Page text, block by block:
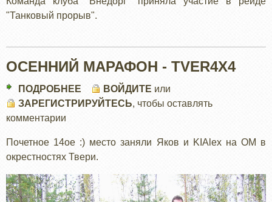
ПРОРЫВЕ"
2008
"Танковый прорыв".
ОСЕННИЙ МАРАФОН - TVER4X4
ПОДРОБНЕЕ
ОСЕННИЙ
TVER4X4
ВОЙДИТЕ или
ЗАРЕГИСТРИРУЙТЕСЬ, чтобы оставлять
комментарии
Почетное 14ое :) место заняли Яков и KIAlex на ОМ в
окрестностях Твери.